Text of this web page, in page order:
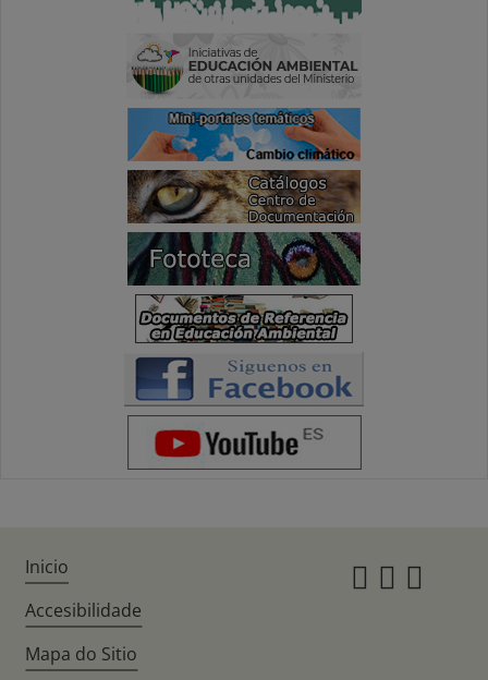
Inicio
Accesibilidade
Mapa do Sitio